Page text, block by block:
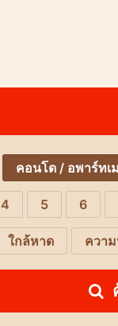
คอนโด / อพาร์ทเ
4 5 6
ใกล้หาด ควา